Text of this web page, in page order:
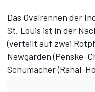
Das Ovalrennen der
St. Louis ist in der
(verteilt auf zwei
Newgarden (Penske-
Schumacher (Rahal-